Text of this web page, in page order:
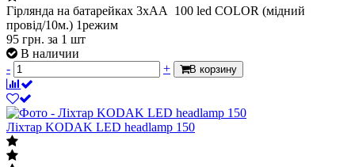
Гірлянда на батарейках 3хАА 100 led COLOR (мідний
провід/10м.) 1режим
95 грн. за 1 шт
В наличии
-
+ В корзину
Ліхтар KODAK LED headlamp 150